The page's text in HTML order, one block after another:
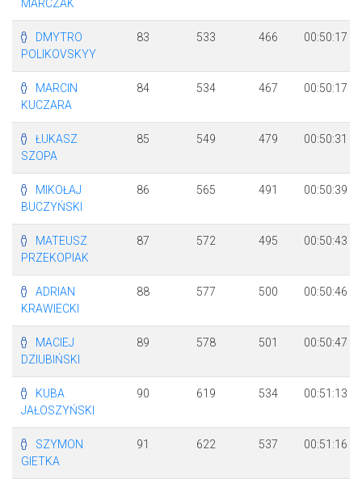
MARCZAK
DMYTRO
POLIKOVSKYY
83 533 466 00:50:17
MARCIN
KUCZARA
84 534 467 00:50:17
ŁUKASZ
SZOPA
85 549 479 00:50:31
MIKOŁAJ
BUCZYŃSKI
86 565 491 00:50:39
MATEUSZ
PRZEKOPIAK
87 572 495 00:50:43
ADRIAN
KRAWIECKI
88 577 500 00:50:46
MACIEJ
DZIUBIŃSKI
89 578 501 00:50:47
KUBA
JAŁOSZYŃSKI
90 619 534 00:51:13
SZYMON
GIETKA
91 622 537 00:51:16